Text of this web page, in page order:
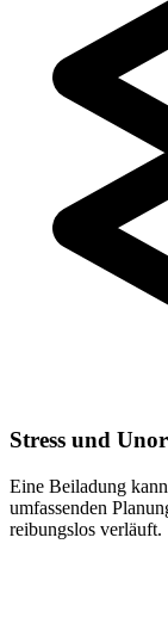
Stress und
Eine Beiladung
umfassenden
reibungslos verläuft.